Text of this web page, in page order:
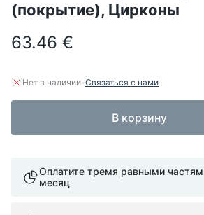
(покрытие), Цирконы
63.46 €
Нет в наличии·Связаться с нами
В корзину
Оплатите тремя равными
месяц